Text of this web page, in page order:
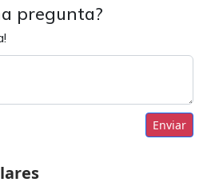
pregunta?
Enviar